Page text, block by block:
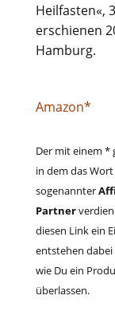
Heilfasten«,
erschienen
Hamburg.
Amazon*
Der mit einem *
in dem das Wort
sogenannter
Partner
diesen Link ein
entstehen
wie Du ein
überlassen.